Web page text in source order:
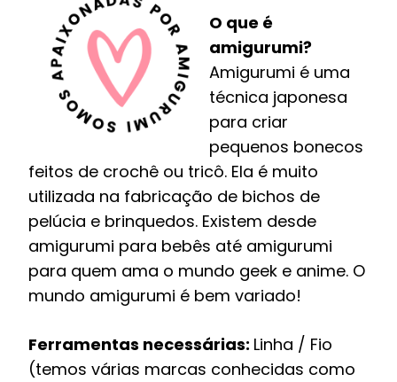
O que é
amigurumi?
Amigurumi é uma
técnica japonesa
para criar
pequenos bonecos
feitos de crochê ou tricô. Ela é muito
utilizada na fabricação de bichos de
pelúcia e brinquedos. Existem desde
amigurumi para bebês até amigurumi
para quem ama o mundo geek e anime. O
mundo amigurumi é bem variado!
Ferramentas necessárias: Linha / Fio
(temos várias marcas conhecidas como